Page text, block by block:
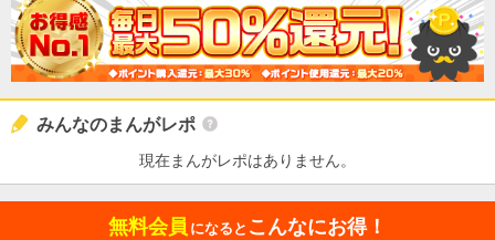
みんなのまんがレポ
現在まんがレポはありません。
無料会員 になると こんなにお得！